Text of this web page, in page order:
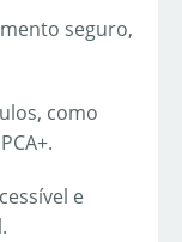
seguro,
como
e